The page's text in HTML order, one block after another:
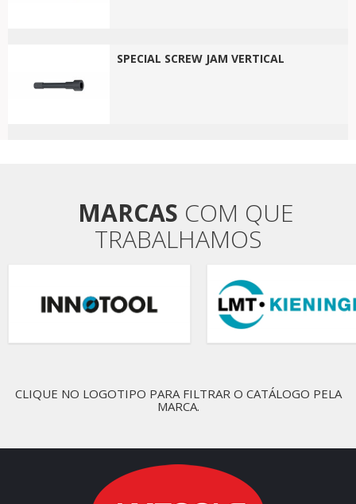
SPECIAL SCREW JAM VERTICAL
MARCAS COM QUE
TRABALHAMOS
CLIQUE NO LOGOTIPO PARA FILTRAR O CATÁLOGO PELA
MARCA.